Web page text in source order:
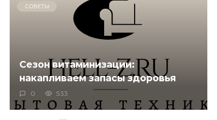
СОВЕТЫ
Сезон витаминизации:
накапливаем запасы здоровья
0 533